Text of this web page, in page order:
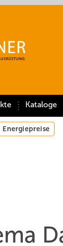
Kataloge
Energiepreise